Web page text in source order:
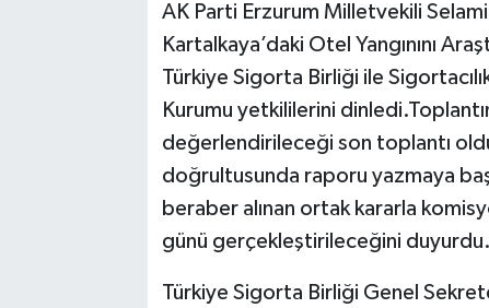
AK Parti Erzurum Milletvekili
Kartalkaya’daki Otel Yangınını
Türkiye Sigorta Birliği ile
Kurumu yetkililerini
değerlendirileceği son toplantı
doğrultusunda raporu yazmaya
beraber alınan ortak kararla
günü gerçekleştirileceğini duyurdu.
Türkiye Sigorta Birliği Genel